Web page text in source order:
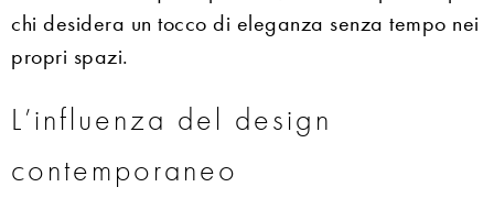
chi desidera un tocco di eleganza senza tempo nei
propri spazi.
L’influenza del design
contemporaneo